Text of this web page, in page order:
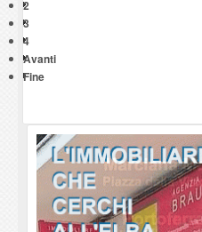
2
3
4
Avanti
Fine